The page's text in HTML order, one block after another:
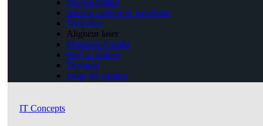
Niveau digital
Niveau optique et théodolite
Télémètre
Aligneur laser
Mesureur d'angle
Pied à coulisse
Trusquin
Jauge de mesure
IT Concepts